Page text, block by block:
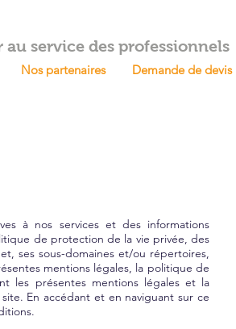
service des professionnels
Nos partenaires Demande de devis
à nos services et des informations
de protection de la vie privée, des
ses sous-domaines et/ou répertoires,
mentions légales, la politique de
les présentes mentions légales et la
En accédant et en naviguant sur ce